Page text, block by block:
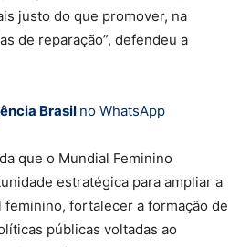
justo do que promover, na
de reparação”, defendeu a
Brasil no WhatsApp
que o Mundial Feminino
estratégica para ampliar a
fortalecer a formação de
públicas voltadas ao